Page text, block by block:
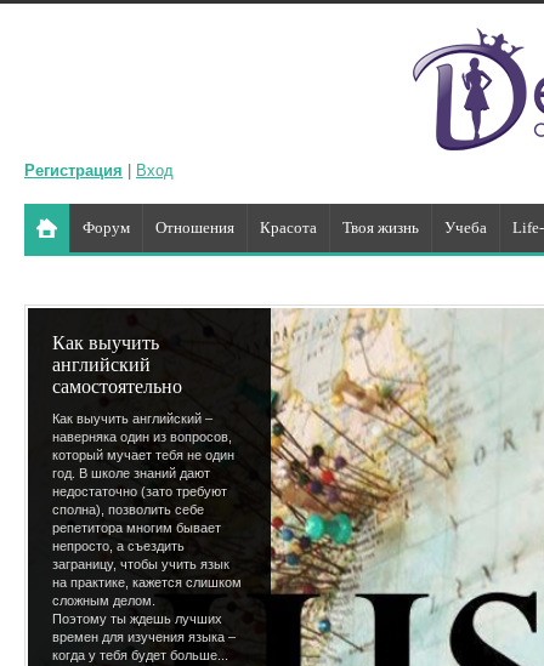
Регистрация Вход
Форум Отношения Красота Твоя жизнь Учеба
Как выучить
английский
самостоятельно
Как выучить английский –
наверняка один из вопросов,
который мучает тебя не один
год. В школе знаний дают
недостаточно (зато требуют
сполна), позволить себе
репетитора многим бывает
непросто, а съездить
заграницу, чтобы учить язык
на практике, кажется слишком
сложным делом.
Поэтому ты ждешь лучших
времен для изучения языка –
когда у тебя будет больше...